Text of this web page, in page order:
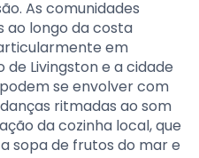
As comunidades
ao longo da costa
em
Livingston e a cidade
se envolver com
ritmadas ao som
da cozinha local, que
sopa de frutos do mar e